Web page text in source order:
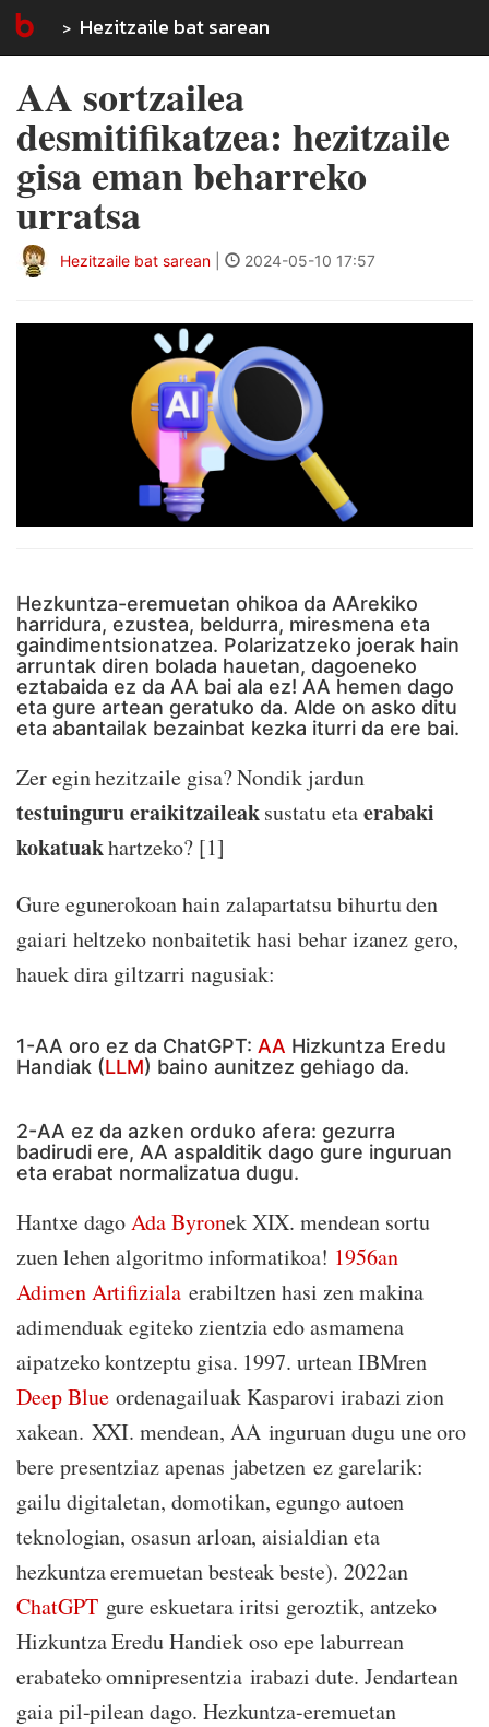
Hezitzaile bat sarean
AA sortzailea
desmitifikatzea: hezitzaile
gisa eman beharreko
urratsa
Hezitzaile bat sarean 2024-05-10 17:57
Hezkuntza-eremuetan ohikoa da AArekiko
harridura, ezustea, beldurra, miresmena eta
gaindimentsionatzea. Polarizatzeko joerak hain
arruntak diren bolada hauetan, dagoeneko
eztabaida ez da AA bai ala ez! AA hemen dago
eta gure artean geratuko da. Alde on asko ditu
eta abantailak bezainbat kezka iturri da ere bai.
Zer egin hezitzaile gisa? Nondik jardun
testuinguru eraikitzaileaksustatu etaerabaki
kokatuakhartzeko? [1]
Gure egunerokoan hain zalapartatsu bihurtu den
gaiari heltzeko nonbaitetik hasi behar izanez gero,
hauek dira giltzarri nagusiak:
1-AA oro ez da ChatGPT: AA Hizkuntza Eredu
Handiak (LLM) baino aunitzez gehiago da.
2-AA ez da azken orduko afera: gezurra
badirudi ere, AA aspalditik dago gure inguruan
eta erabat normalizatua dugu.
Hantxe dagoAda Byronek XIX. mendean sortu
zuen lehen algoritmo informatikoa! 1956an
Adimen Artifizialaerabiltzen hasi zen makina
adimenduak egiteko zientzia edo asmamena
aipatzeko kontzeptu gisa. 1997. urtean IBMren
Deep Blueordenagailuak Kasparovi irabazi zion
xakean. XXI. mendean, AA inguruan dugu une oro
bere presentziaz apenas jabetzen ez garelarik:
gailu digitaletan, domotikan, egungo autoen
teknologian, osasun arloan, aisialdian eta
hezkuntza eremuetan besteak beste). 2022an
ChatGPTgure eskuetara iritsi geroztik, antzeko
Hizkuntza Eredu Handiek oso epe laburrean
erabateko omnipresentzia irabazi dute. Jendartean
gaia pil-pilean dago. Hezkuntza-eremuetan